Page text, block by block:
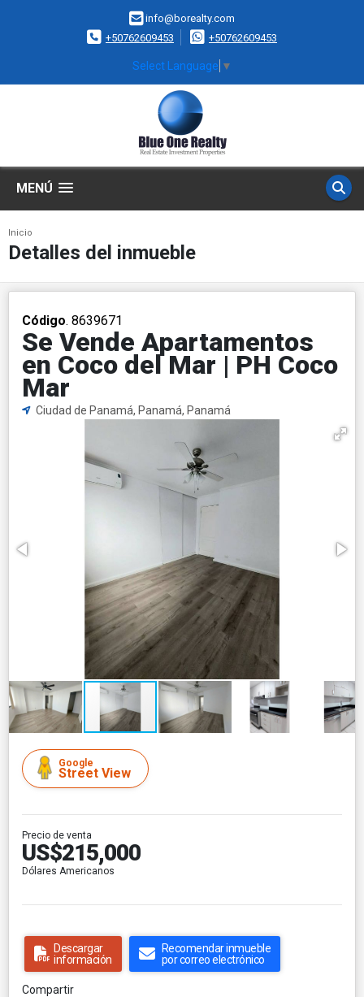
info@borealty.com
+50762609453
+50762609453
Select Language ▼
MENÚ
Inicio
Detalles del inmueble
Código. 8639671
Se Vende Apartamentos
en Coco del Mar | PH Coco
Mar
Ciudad de Panamá, Panamá, Panamá
Google
Street View
Precio de venta
US$215,000
Dólares Americanos
Descargar
información
Recomendar inmueble
por correo electrónico
Compartir